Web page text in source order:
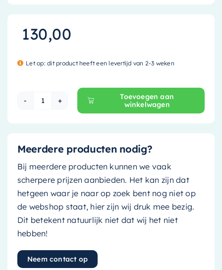
130,00
Let op: dit product heeft een levertijd van 2-3 weken
Mondiaz Speciaal Ruimtebesparend sifon
Toevoegen aan
winkelwagen
Meerdere producten nodig?
Bij meerdere producten kunnen we vaak
scherpere prijzen aanbieden. Het kan zijn dat
hetgeen waar je naar op zoek bent nog niet op
de webshop staat, hier zijn wij druk mee bezig.
Dit betekent natuurlijk niet dat wij het niet
hebben!
Neem contact op